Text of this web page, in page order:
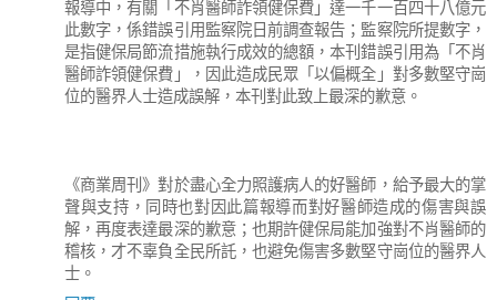
報導中，有關「不肖醫師詐領健保費」達一千一百四十八億元
此數字，係錯誤引用監察院日前調查報告；監察院所提數字，
是指健保局節流措施執行成效的總額，本刊錯誤引用為「不肖
醫師詐領健保費」，因此造成民眾「以偏概全」對多數堅守崗
位的醫界人士造成誤解，本刊對此致上最深的歉意。
《商業周刊》對於盡心全力照護病人的好醫師，給予最大的掌
聲與支持，同時也對因此篇報導而對好醫師造成的傷害與誤
解，再度表達最深的歉意；也期許健保局能加強對不肖醫師的
稽核，才不辜負全民所託，也避免傷害多數堅守崗位的醫界人
士。